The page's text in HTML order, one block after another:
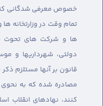
خصوص معرفی شدگانی که
تمام وقت در وزارتخانه
ها و شرکت های تحوت
دولتی، شهرداریها و
قانون بر آنها مستلزم
مصادره شده که به
کنند، نهادهای انقلاب